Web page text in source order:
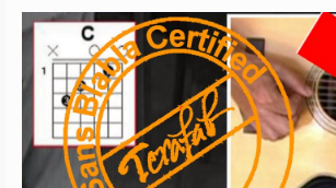
Amen Omen – Ben
Niveau 3